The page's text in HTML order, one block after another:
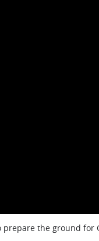
the ground for